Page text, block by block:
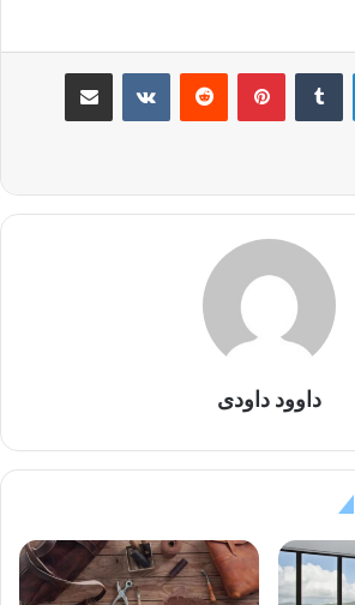
لینکدین ‫تامبلر ‫پین‌ترست‫رددیت ‫VKontakteاشتراک گذاری از طریق ایمیل
داوود داودی